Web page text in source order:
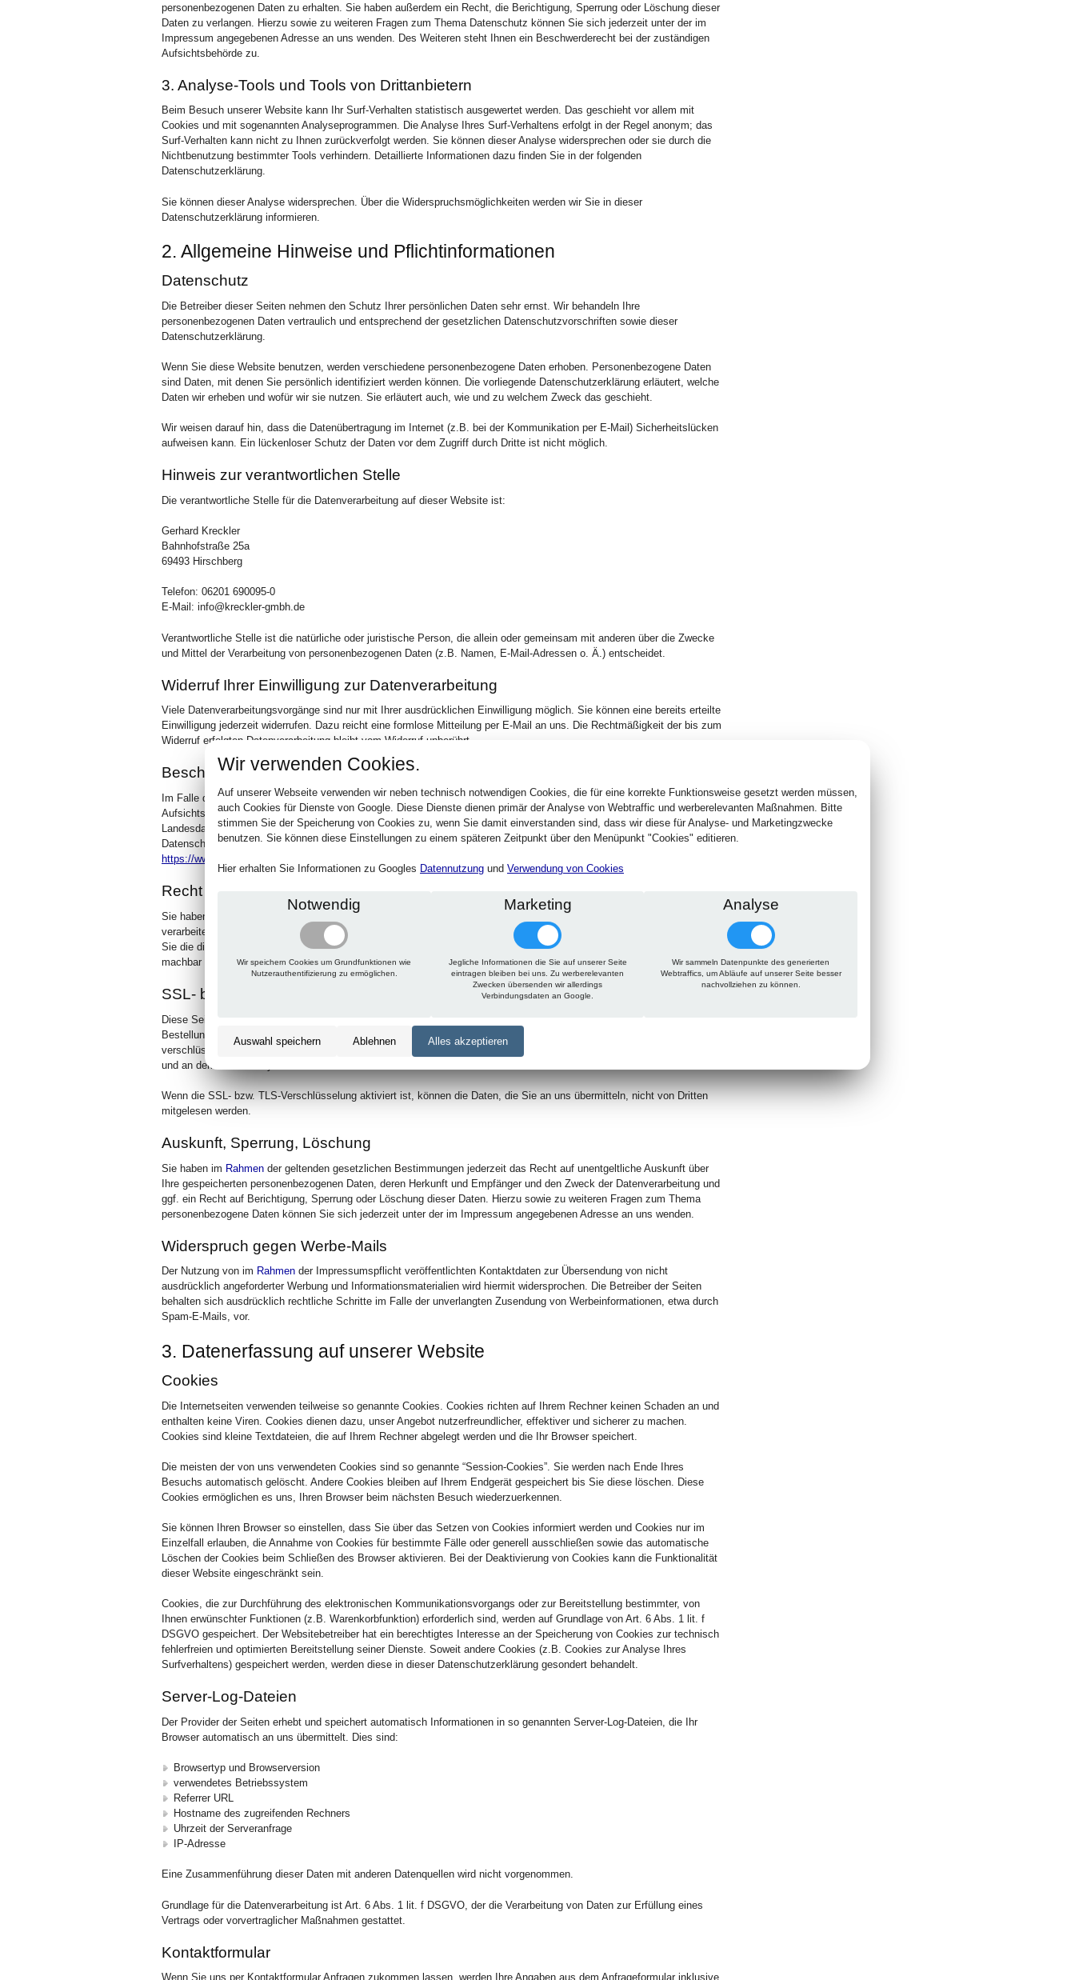
personenbezogenen Daten zu erhalten. Sie haben außerdem ein Recht, die Berichtigung, Sperrung oder Löschung dieser
Daten zu verlangen. Hierzu sowie zu weiteren Fragen zum Thema Datenschutz können Sie sich jederzeit unter der im
Impressum angegebenen Adresse an uns wenden. Des Weiteren steht Ihnen ein Beschwerderecht bei der zuständigen
Aufsichtsbehörde zu.
3. Analyse-Tools und Tools von Drittanbietern
Beim Besuch unserer Website kann Ihr Surf-Verhalten statistisch ausgewertet werden. Das geschieht vor allem mit
Cookies und mit sogenannten Analyseprogrammen. Die Analyse Ihres Surf-Verhaltens erfolgt in der Regel anonym; das
Surf-Verhalten kann nicht zu Ihnen zurückverfolgt werden. Sie können dieser Analyse widersprechen oder sie durch die
Nichtbenutzung bestimmter Tools verhindern. Detaillierte Informationen dazu finden Sie in der folgenden
Datenschutzerklärung.
Sie können dieser Analyse widersprechen. Über die Widerspruchsmöglichkeiten werden wir Sie in dieser
Datenschutzerklärung informieren.
2. Allgemeine Hinweise und Pflichtinformationen
Datenschutz
Die Betreiber dieser Seiten nehmen den Schutz Ihrer persönlichen Daten sehr ernst. Wir behandeln Ihre
personenbezogenen Daten vertraulich und entsprechend der gesetzlichen Datenschutzvorschriften sowie dieser
Datenschutzerklärung.
Wenn Sie diese Website benutzen, werden verschiedene personenbezogene Daten erhoben. Personenbezogene Daten
sind Daten, mit denen Sie persönlich identifiziert werden können. Die vorliegende Datenschutzerklärung erläutert, welche
Daten wir erheben und wofür wir sie nutzen. Sie erläutert auch, wie und zu welchem Zweck das geschieht.
Wir weisen darauf hin, dass die Datenübertragung im Internet (z.B. bei der Kommunikation per E-Mail) Sicherheitslücken
aufweisen kann. Ein lückenloser Schutz der Daten vor dem Zugriff durch Dritte ist nicht möglich.
Hinweis zur verantwortlichen Stelle
Die verantwortliche Stelle für die Datenverarbeitung auf dieser Website ist:
Gerhard Kreckler
Bahnhofstraße 25a
69493 Hirschberg
Telefon: 06201 690095-0
E-Mail: info@kreckler-gmbh.de
Verantwortliche Stelle ist die natürliche oder juristische Person, die allein oder gemeinsam mit anderen über die Zwecke
und Mittel der Verarbeitung von personenbezogenen Daten (z.B. Namen, E-Mail-Adressen o. Ä.) entscheidet.
Widerruf Ihrer Einwilligung zur Datenverarbeitung
Viele Datenverarbeitungsvorgänge sind nur mit Ihrer ausdrücklichen Einwilligung möglich. Sie können eine bereits erteilte
Einwilligung jederzeit widerrufen. Dazu reicht eine formlose Mitteilung per E-Mail an uns. Die Rechtmäßigkeit der bis zum
Widerruf erfolgten Datenverarbeitung bleibt vom Widerruf unberührt.
Beschwerderecht bei der zuständigen Aufsichtsbehörde
Im Falle datenschutzrechtlicher Verstöße steht dem Betroffenen ein Beschwerderecht bei der zuständigen
Aufsichtsbehörde zu. Zuständige Aufsichtsbehörde in datenschutzrechtlichen Fragen ist der
Landesdatenschutzbeauftragte des Bundeslandes, in dem unser Unternehmen seinen Sitz hat. Eine Liste der
Datenschutzbeauftragten sowie deren Kontaktdaten können folgendem Link entnommen werden:
https://www.bfdi.bund.de/DE/Infothek/Anschriften_Links/anschriften_links-node.html
Recht auf Datenübertragbarkeit
Sie haben das Recht, Daten, die wir auf Grundlage Ihrer Einwilligung oder in Erfüllung eines Vertrags automatisiert
verarbeiten, an sich oder an einen Dritten in einem gängigen, maschinenlesbaren Format aushändigen zu lassen. Sofern
Sie die direkte Übertragung der Daten an einen anderen Verantwortlichen verlangen, erfolgt dies nur, soweit es technisch
machbar ist.
SSL- bzw. TLS-Verschlüsselung
Diese Seite nutzt aus Sicherheitsgründen und zum Schutz der Übertragung vertraulicher Inhalte, wie zum Beispiel
Bestellungen oder Anfragen, die Sie an uns als Seitenbetreiber senden, eine SSL-bzw. TLS-Verschlüsselung. Eine
verschlüsselte Verbindung erkennen Sie daran, dass die Adresszeile des Browsers von “http://” auf “https://” wechselt
und an dem Schloss-Symbol in Ihrer Browserzeile.
Wenn die SSL- bzw. TLS-Verschlüsselung aktiviert ist, können die Daten, die Sie an uns übermitteln, nicht von Dritten
mitgelesen werden.
Auskunft, Sperrung, Löschung
Sie haben im Rahmen der geltenden gesetzlichen Bestimmungen jederzeit das Recht auf unentgeltliche Auskunft über
Ihre gespeicherten personenbezogenen Daten, deren Herkunft und Empfänger und den Zweck der Datenverarbeitung und
ggf. ein Recht auf Berichtigung, Sperrung oder Löschung dieser Daten. Hierzu sowie zu weiteren Fragen zum Thema
personenbezogene Daten können Sie sich jederzeit unter der im Impressum angegebenen Adresse an uns wenden.
Widerspruch gegen Werbe-Mails
Der Nutzung von im Rahmen der Impressumspflicht veröffentlichten Kontaktdaten zur Übersendung von nicht
ausdrücklich angeforderter Werbung und Informationsmaterialien wird hiermit widersprochen. Die Betreiber der Seiten
behalten sich ausdrücklich rechtliche Schritte im Falle der unverlangten Zusendung von Werbeinformationen, etwa durch
Spam-E-Mails, vor.
3. Datenerfassung auf unserer Website
Cookies
Die Internetseiten verwenden teilweise so genannte Cookies. Cookies richten auf Ihrem Rechner keinen Schaden an und
enthalten keine Viren. Cookies dienen dazu, unser Angebot nutzerfreundlicher, effektiver und sicherer zu machen.
Cookies sind kleine Textdateien, die auf Ihrem Rechner abgelegt werden und die Ihr Browser speichert.
Die meisten der von uns verwendeten Cookies sind so genannte “Session-Cookies”. Sie werden nach Ende Ihres
Besuchs automatisch gelöscht. Andere Cookies bleiben auf Ihrem Endgerät gespeichert bis Sie diese löschen. Diese
Cookies ermöglichen es uns, Ihren Browser beim nächsten Besuch wiederzuerkennen.
Sie können Ihren Browser so einstellen, dass Sie über das Setzen von Cookies informiert werden und Cookies nur im
Einzelfall erlauben, die Annahme von Cookies für bestimmte Fälle oder generell ausschließen sowie das automatische
Löschen der Cookies beim Schließen des Browser aktivieren. Bei der Deaktivierung von Cookies kann die Funktionalität
dieser Website eingeschränkt sein.
Cookies, die zur Durchführung des elektronischen Kommunikationsvorgangs oder zur Bereitstellung bestimmter, von
Ihnen erwünschter Funktionen (z.B. Warenkorbfunktion) erforderlich sind, werden auf Grundlage von Art. 6 Abs. 1 lit. f
DSGVO gespeichert. Der Websitebetreiber hat ein berechtigtes Interesse an der Speicherung von Cookies zur technisch
fehlerfreien und optimierten Bereitstellung seiner Dienste. Soweit andere Cookies (z.B. Cookies zur Analyse Ihres
Surfverhaltens) gespeichert werden, werden diese in dieser Datenschutzerklärung gesondert behandelt.
Server-Log-Dateien
Der Provider der Seiten erhebt und speichert automatisch Informationen in so genannten Server-Log-Dateien, die Ihr
Browser automatisch an uns übermittelt. Dies sind:
Browsertyp und Browserversion
verwendetes Betriebssystem
Referrer URL
Hostname des zugreifenden Rechners
Uhrzeit der Serveranfrage
IP-Adresse
Eine Zusammenführung dieser Daten mit anderen Datenquellen wird nicht vorgenommen.
Grundlage für die Datenverarbeitung ist Art. 6 Abs. 1 lit. f DSGVO, der die Verarbeitung von Daten zur Erfüllung eines
Vertrags oder vorvertraglicher Maßnahmen gestattet.
Kontaktformular
Wenn Sie uns per Kontaktformular Anfragen zukommen lassen, werden Ihre Angaben aus dem Anfrageformular inklusive
Wir verwenden Cookies.
Auf unserer Webseite verwenden wir neben technisch notwendigen Cookies, die für eine korrekte Funktionsweise gesetzt werden müssen,
auch Cookies für Dienste von Google. Diese Dienste dienen primär der Analyse von Webtraffic und werberelevanten Maßnahmen. Bitte
stimmen Sie der Speicherung von Cookies zu, wenn Sie damit einverstanden sind, dass wir diese für Analyse- und Marketingzwecke
benutzen. Sie können diese Einstellungen zu einem späteren Zeitpunkt über den Menüpunkt "Cookies" editieren.
Hier erhalten Sie Informationen zu Googles Datennutzung und Verwendung von Cookies
Notwendig
Wir speichern Cookies um Grundfunktionen wie
Nutzerauthentifizierung zu ermöglichen.
Marketing
Jegliche Informationen die Sie auf unserer Seite
eintragen bleiben bei uns. Zu werberelevanten
Zwecken übersenden wir allerdings
Verbindungsdaten an Google.
Analyse
Wir sammeln Datenpunkte des generierten
Webtraffics, um Abläufe auf unserer Seite besser
nachvollziehen zu können.
Auswahl speichern Ablehnen Alles akzeptieren